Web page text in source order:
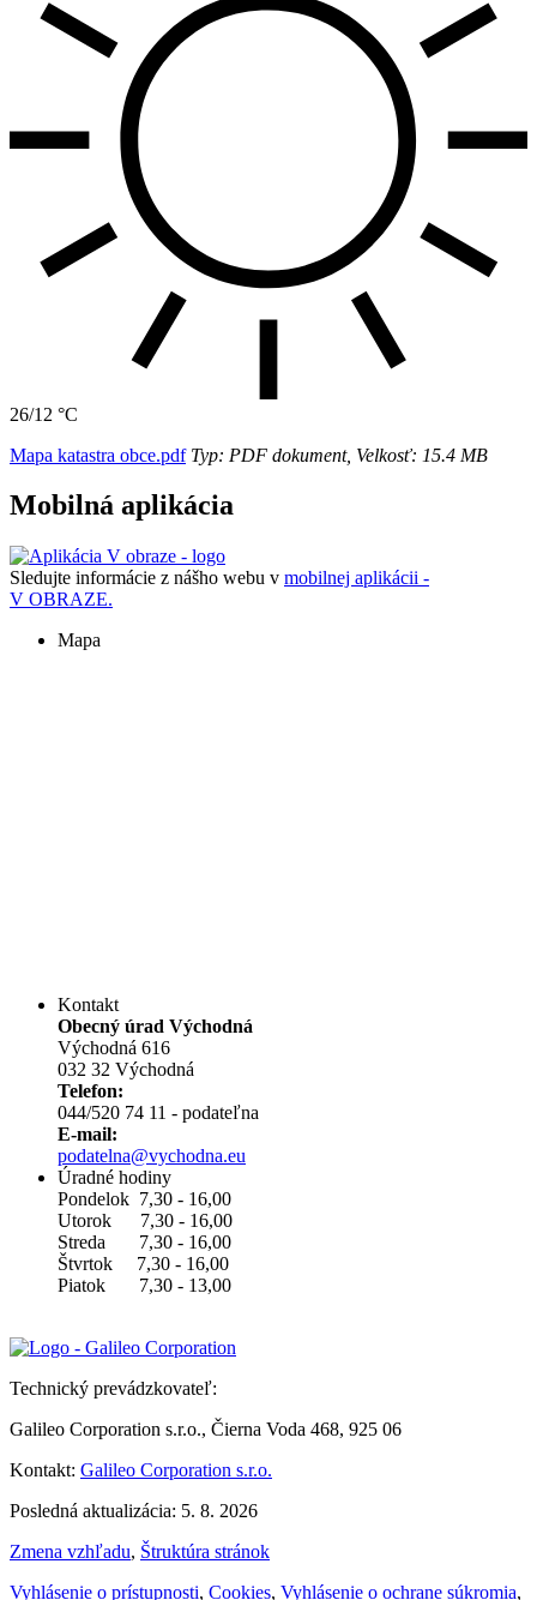
26/12 °C
Mapa katastra obce.pdfTyp: PDF dokument, Velkosť: 15.4 MB
Mobilná aplikácia
Sledujte informácie z nášho webu v mobilnej aplikácii -
V OBRAZE.
Mapa
Kontakt
Obecný úrad Východná
Východná 616
032 32 Východná
Telefon:
044/520 74 11 - podateľna
E-mail:
podatelna@vychodna.eu
Úradné hodiny
Pondelok 7,30 - 16,00
Utorok 7,30 - 16,00
Streda 7,30 - 16,00
Štvrtok 7,30 - 16,00
Piatok 7,30 - 13,00
Technický prevádzkovateľ:
Galileo Corporation s.r.o., Čierna Voda 468, 925 06
Kontakt: Galileo Corporation s.r.o.
Posledná aktualizácia: 5. 8. 2026
Zmena vzhľadu, Štruktúra stránok
Vyhlásenie o prístupnosti, Cookies, Vyhlásenie o ochrane súkromia,